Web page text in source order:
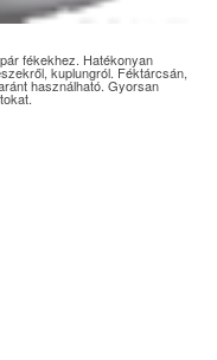
fékekhez. Hatékonyan
kuplungról. Féktárcsán,
használható. Gyorsan